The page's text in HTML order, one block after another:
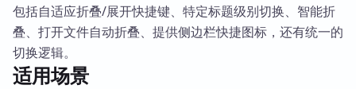
包括自适应折叠/展开快捷键、特定标题级别切换、智能折
叠、打开文件自动折叠、提供侧边栏快捷图标，还有统一的
切换逻辑。
适用场景